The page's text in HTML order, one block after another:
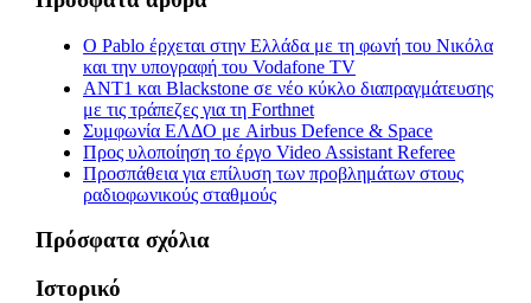
Ο Pablo έρχεται στην Ελλάδα με τη φωνή του Νικόλα
και την υπογραφή του Vodafone TV
ΑΝΤ1 και Blackstone σε νέο κύκλο διαπραγμάτευσης
με τις τράπεζες για τη Forthnet
Συμφωνία ΕΛΔΟ με Airbus Defence & Space
Προς υλοποίηση το έργο Video Assistant Referee
Προσπάθεια για επίλυση των προβλημάτων στους
ραδιοφωνικούς σταθμούς
Πρόσφατα σχόλια
Ιστορικό